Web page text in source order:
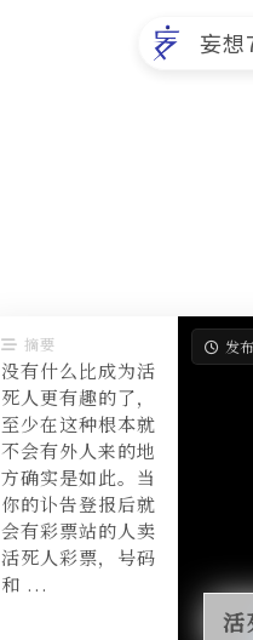
妄想
发
摘要
没有什么比成为活
死人更有趣的了，
至少在这种根本就
不会有外人来的地
方确实是如此。当
你的讣告登报后就
会有彩票站的人卖
活死人彩票，号码
和 ...